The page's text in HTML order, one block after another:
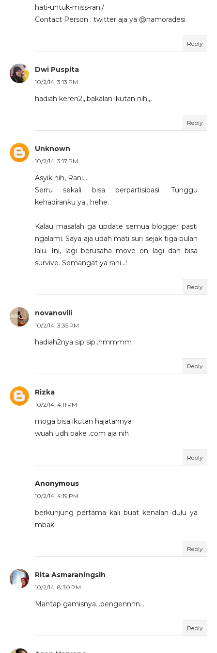
hati-untuk-miss-rani/
Contact Person : twitter aja ya @namoradesi
Reply
Dwi Puspita
10/2/14, 3:13 PM
hadiah keren2,,,bakalan ikutan nih,,,
Reply
Unknown
10/2/14, 3:17 PM
Asyik nih, Rani....
Serru sekali bisa berpartisipasi. Tunggu
kehadiranku ya.. hehe.
Kalau masalah ga update semua blogger pasti
ngalami. Saya aja udah mati suri sejak tiga bulan
lalu. Ini, lagi berusaha move on lagi dan bisa
survive. Semangat ya rani...!
Reply
novanovili
10/2/14, 3:35 PM
hadiah2nya sip sip..hmmmm
Reply
Rizka
10/2/14, 4:11 PM
moga bisa ikutan hajatannya
wuah udh pake .com aja nih
Reply
Anonymous
10/2/14, 4:19 PM
berkunjung pertama kali buat kenalan dulu ya
mbak
Reply
Rita Asmaraningsih
10/2/14, 8:30 PM
Mantap gamisnya...pengennnn...
Reply